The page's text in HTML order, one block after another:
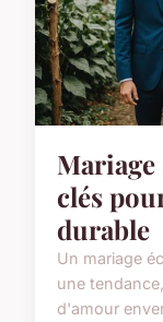
Mariage
clés
durable
Un mariage
une
d'amour